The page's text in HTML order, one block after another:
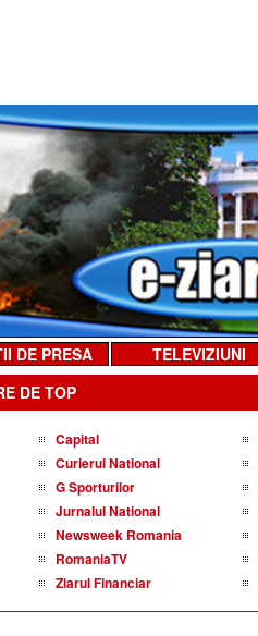
DE PRESA TELEVIZIUNI
DE TOP
Capital
Curierul National
G Sporturilor
Jurnalul National
Newsweek Romania
RomaniaTV
Ziarul Financiar